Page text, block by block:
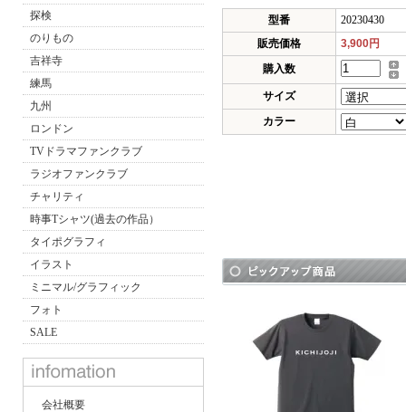
探検
のりもの
吉祥寺
練馬
九州
ロンドン
TVドラマファンクラブ
ラジオファンクラブ
チャリティ
時事Tシャツ(過去の作品）
タイポグラフィ
イラスト
ミニマル/グラフィック
フォト
SALE
会社概要
型番
20230430
販売価格
3,900円
購入数
サイズ
カラー